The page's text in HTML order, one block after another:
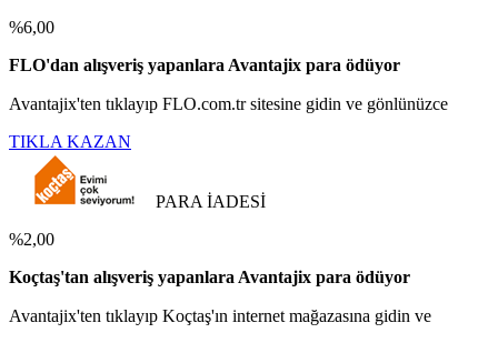
%6,00
FLO'dan alışveriş yapanlara Avantajix para ödüyor
Avantajix'ten tıklayıp FLO.com.tr sitesine gidin ve gönlünüzce
TIKLA KAZAN
PARA İADESİ
%2,00
Koçtaş'tan alışveriş yapanlara Avantajix para ödüyor
Avantajix'ten tıklayıp Koçtaş'ın internet mağazasına gidin ve